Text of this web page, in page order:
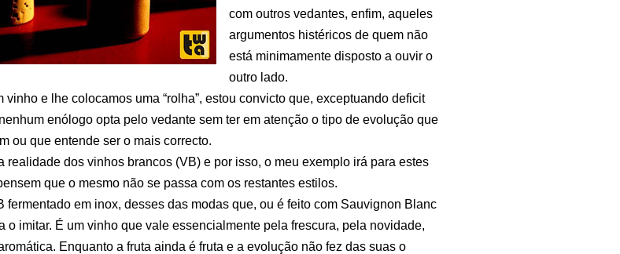
com outros vedantes, enfim, aqueles
argumentos histéricos de quem não
está minimamente disposto a ouvir o
outro lado.
vinho e lhe colocamos uma “rolha”, estou convicto que, exceptuando deficit
enólogo opta pelo vedante sem ter em atenção o tipo de evolução que
ou que entende ser o mais correcto.
realidade dos vinhos brancos (VB) e por isso, o meu exemplo irá para estes
que o mesmo não se passa com os restantes estilos.
fermentado em inox, desses das modas que, ou é feito com Sauvignon Blanc
o imitar. É um vinho que vale essencialmente pela frescura, pela novidade,
Enquanto a fruta ainda é fruta e a evolução não fez das suas o